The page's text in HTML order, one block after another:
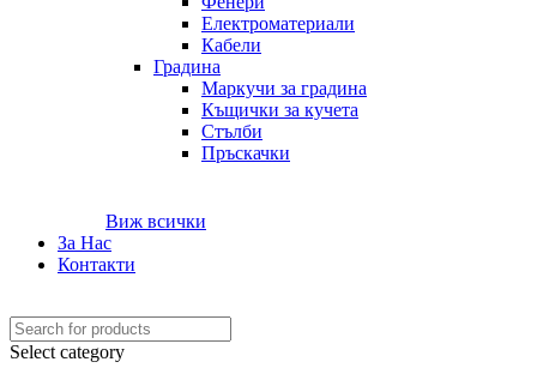
Електроматериали
Кабели
Градина
Маркучи за градина
Къщички за кучета
Стълби
Пръскачки
Виж всички
За Нас
Контакти
Select category